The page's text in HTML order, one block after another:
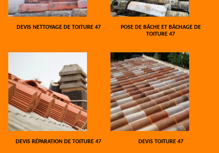
DEVIS NETTOYAGE DE TOITURE 47
POSE DE BÂCHE ET BÂCHAGE DE
TOITURE 47
DEVIS RÉPARATION DE TOITURE 47 DEVIS TOITURE 47